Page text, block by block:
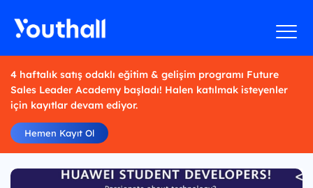
4 haftalık satış odaklı eğitim & gelişim programı Future
Sales Leader Academy başladı! Halen katılmak isteyenler
için kayıtlar devam ediyor.
Hemen Kayıt Ol